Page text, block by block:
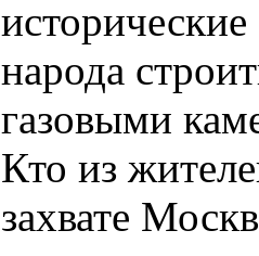
народа
газовыми
Кто из
захвате